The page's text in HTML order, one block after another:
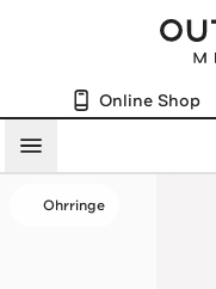
Online Shop
Menü
Ohrringe